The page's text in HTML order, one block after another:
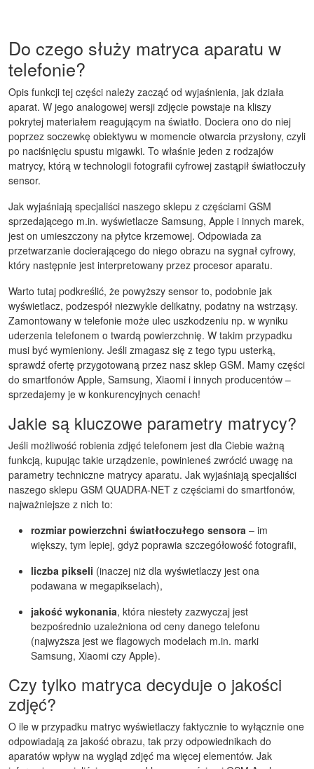
Do czego służy matryca aparatu w
telefonie?
Opis funkcji tej części należy zacząć od wyjaśnienia, jak działa
aparat. W jego analogowej wersji zdjęcie powstaje na kliszy
pokrytej materiałem reagującym na światło. Dociera ono do niej
poprzez soczewkę obiektywu w momencie otwarcia przysłony, czyli
po naciśnięciu spustu migawki. To właśnie jeden z rodzajów
matrycy, którą w technologii fotografii cyfrowej zastąpił światłoczuły
sensor.
Jak wyjaśniają specjaliści naszego sklepu z częściami GSM
sprzedającego m.in. wyświetlacze Samsung, Apple i innych marek,
jest on umieszczony na płytce krzemowej. Odpowiada za
przetwarzanie docierającego do niego obrazu na sygnał cyfrowy,
który następnie jest interpretowany przez procesor aparatu.
Warto tutaj podkreślić, że powyższy sensor to, podobnie jak
wyświetlacz, podzespół niezwykle delikatny, podatny na wstrząsy.
Zamontowany w telefonie może ulec uszkodzeniu np. w wyniku
uderzenia telefonem o twardą powierzchnię. W takim przypadku
musi być wymieniony. Jeśli zmagasz się z tego typu usterką,
sprawdź ofertę przygotowaną przez nasz sklep GSM. Mamy części
do smartfonów Apple, Samsung, Xiaomi i innych producentów –
sprzedajemy je w konkurencyjnych cenach!
Jakie są kluczowe parametry matrycy?
Jeśli możliwość robienia zdjęć telefonem jest dla Ciebie ważną
funkcją, kupując takie urządzenie, powinieneś zwrócić uwagę na
parametry techniczne matrycy aparatu. Jak wyjaśniają specjaliści
naszego sklepu GSM QUADRA-NET z częściami do smartfonów,
najważniejsze z nich to:
rozmiar powierzchni światłoczułego sensora – im
większy, tym lepiej, gdyż poprawia szczegółowość fotografii,
liczba pikseli (inaczej niż dla wyświetlaczy jest ona
podawana w megapikselach),
jakość wykonania, która niestety zazwyczaj jest
bezpośrednio uzależniona od ceny danego telefonu
(najwyższa jest we flagowych modelach m.in. marki
Samsung, Xiaomi czy Apple).
Czy tylko matryca decyduje o jakości
zdjęć?
O ile w przypadku matryc wyświetlaczy faktycznie to wyłącznie one
odpowiadają za jakość obrazu, tak przy odpowiednikach do
aparatów wpływ na wygląd zdjęć ma więcej elementów. Jak